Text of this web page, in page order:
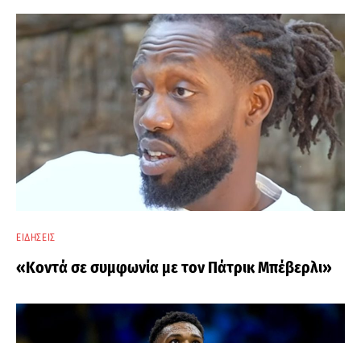
ΕΙΔΉΣΕΙΣ
«Κοντά σε συμφωνία με τον Πάτρικ Μπέβερλι»